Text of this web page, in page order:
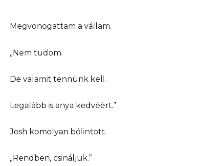
Megvonogattam a vállam.
„Nem tudom.
De valamit tennünk kell.
Legalább is anya kedvéért.”
Josh komolyan bólintott.
„Rendben, csináljuk.”